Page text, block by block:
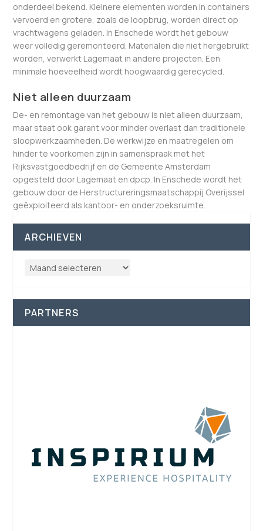
onderdeel bekend. Kleinere elementen worden in containers
vervoerd en grotere, zoals de loopbrug, worden direct op
vrachtwagens geladen. In Enschede wordt het gebouw
weer volledig geremonteerd. Materialen die niet hergebruikt
worden, verwerkt Lagemaat in andere projecten. Een
minimale hoeveelheid wordt hoogwaardig gerecycled.
Niet alleen duurzaam
De- en remontage van het gebouw is niet alleen duurzaam,
maar staat ook garant voor minder overlast dan traditionele
sloopwerkzaamheden. De werkwijze en maatregelen om
hinder te voorkomen zijn in samenspraak met het
Rijksvastgoedbedrijf en de Gemeente Amsterdam
opgesteld door Lagemaat en dpcp. In Enschede wordt het
gebouw door de Herstructureringsmaatschappij Overijssel
geëxploiteerd als kantoor- en onderzoeksruimte.
ARCHIEVEN
PARTNERS